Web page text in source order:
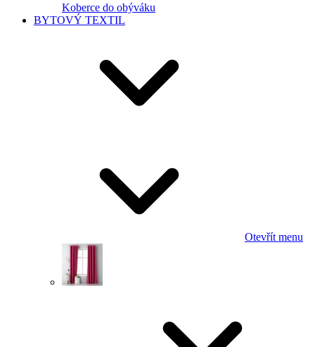
Koberce do obýváku
BYTOVÝ TEXTIL
Otevřít menu